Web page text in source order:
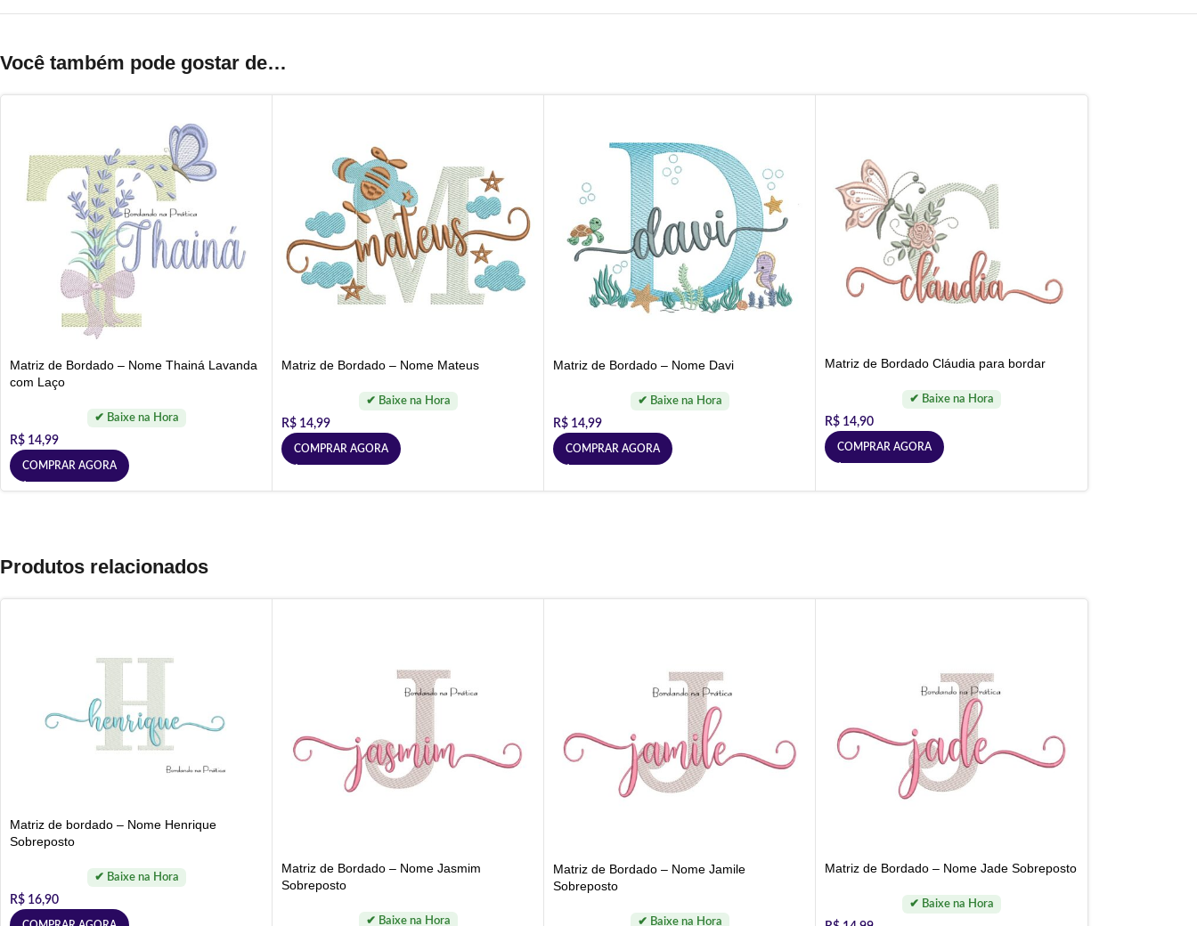
Você também pode gostar de…
Matriz de Bordado – Nome Thainá Lavanda
com Laço
R$ 14,99
COMPRAR AGORA
Matriz de Bordado – Nome Mateus
R$ 14,99
COMPRAR AGORA
Matriz de Bordado – Nome Davi
R$ 14,99
COMPRAR AGORA
Matriz de Bordado Cláudia para bordar
R$ 14,90
COMPRAR AGORA
Produtos relacionados
Matriz de bordado – Nome Henrique
Sobreposto
R$ 16,90
Matriz de Bordado – Nome Jasmim
Sobreposto
Matriz de Bordado – Nome Jamile
Sobreposto
Matriz de Bordado – Nome Jade Sobreposto